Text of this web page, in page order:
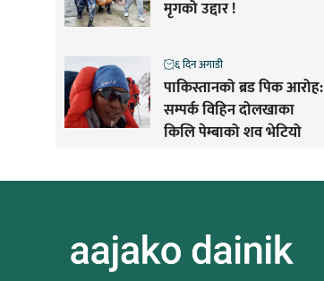
मृगको उद्दार !
पाकिस्तानको ब्रड पिक आरोह‌‌:
सम्पर्क विहिन दोलखाका
किलि पेम्बाको शव भेटियो
६ दिन अगाडी